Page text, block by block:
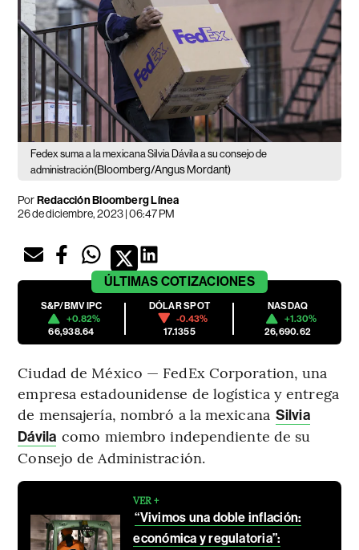
Fedex suma a la mexicana Silvia Dávila a su consejo de
administración(Bloomberg/Angus Mordant)
PorRedacción Bloomberg Línea
26 de diciembre, 2023 | 06:47 PM
ÚLTIMAS COTIZACIONES
S&P/BMV IPC
+0.82%
66,938.64
DÓLAR SPOT
-0.43%
17.1355
NASDAQ
+1.30%
26,690.62
Ciudad de México — FedEx Corporation, una
empresa estadounidense de logística y entrega
de mensajería, nombró a la mexicana Silvia
Dávila como miembro independiente de su
Consejo de Administración.
VER +
“Vivimos una doble inflación:
económica y regulatoria”: